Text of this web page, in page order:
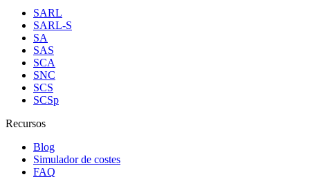
SARL
SARL-S
SA
SAS
SCA
SNC
SCS
SCSp
Recursos
Blog
Simulador de costes
FAQ